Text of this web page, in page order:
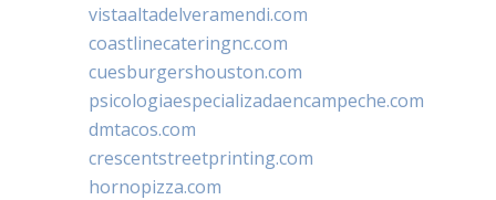
vistaaltadelveramendi.com
coastlinecateringnc.com
cuesburgershouston.com
psicologiaespecializadaencampeche.com
dmtacos.com
crescentstreetprinting.com
hornopizza.com